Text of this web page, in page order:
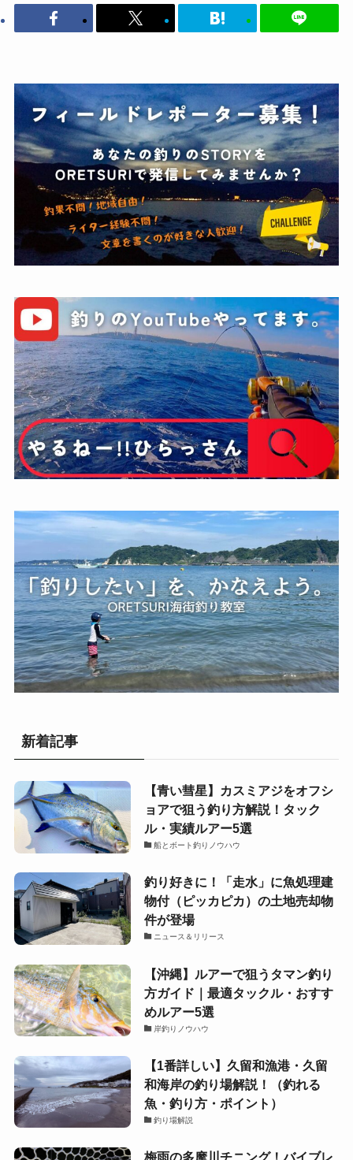
新着記事
【青い彗星】カスミアジをオフシ
ョアで狙う釣り方解説！タック
ル・実績ルアー5選
船とボート釣りノウハウ
釣り好きに！「走水」に魚処理建
物付（ピッカピカ）の土地売却物
件が登場
ニュース＆リリース
【沖縄】ルアーで狙うタマン釣り
方ガイド｜最適タックル・おすす
めルアー5選
岸釣りノウハウ
【1番詳しい】久留和漁港・久留
和海岸の釣り場解説！（釣れる
魚・釣り方・ポイント）
釣り場解説
梅雨の多摩川チニング！バイブレ